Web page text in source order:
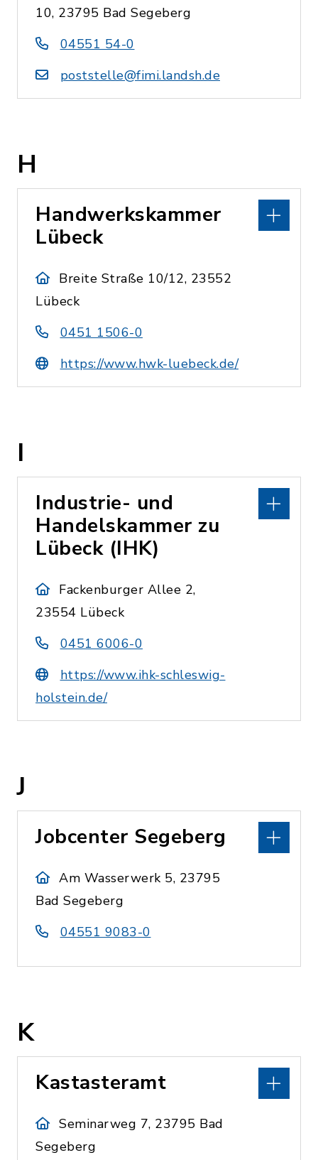
10, 23795 Bad Segeberg
04551 54-0
poststelle@fimi.landsh.de
H
Handwerkskammer
Lübeck
Breite Straße 10/12, 23552
Lübeck
0451 1506-0
https://www.hwk-luebeck.de/
I
Industrie- und
Handelskammer zu
Lübeck (IHK)
Fackenburger Allee 2,
23554 Lübeck
0451 6006-0
https://www.ihk-schleswig-
holstein.de/
J
Jobcenter Segeberg
Am Wasserwerk 5, 23795
Bad Segeberg
04551 9083-0
K
Kastasteramt
Seminarweg 7, 23795 Bad
Segeberg